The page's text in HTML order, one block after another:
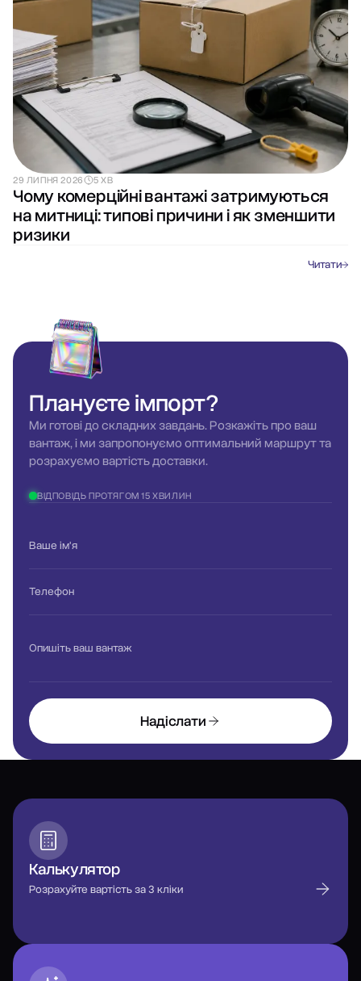
29 ЛИПНЯ 2026 5 ХВ
Чому комерційні вантажі затримуються
на митниці: типові причини і як зменшити
ризики
Читати
Плануєтеімпорт?
Ми готові до складних завдань. Розкажіть про ваш
вантаж, і ми запропонуємо оптимальний маршрут та
розрахуємо вартість доставки.
ВІДПОВІДЬ ПРОТЯГОМ 15 ХВИЛИН
Ваше ім'я
Телефон
Опишіть ваш вантаж
Надіслати
Калькулятор
Розрахуйте вартість за 3 кліки